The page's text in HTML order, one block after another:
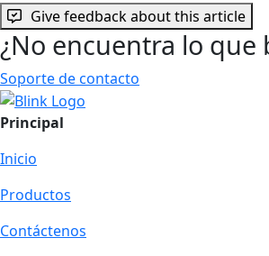
Give feedback about this article
¿No encuentra lo que
Soporte de contacto
Principal
Inicio
Productos
Contáctenos